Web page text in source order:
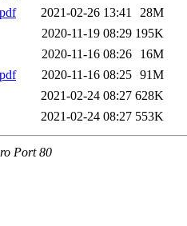
2021-02-26 13:41
28M
2020-11-19 08:29 195K
2020-11-16 08:26
16M
2020-11-16 08:25 91M
2021-02-24 08:27 628K
2021-02-24 08:27 553K
Port 80